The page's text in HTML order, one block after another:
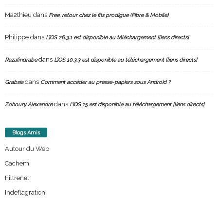
Ma2thieu dans Free, retour chez le fils prodigue (Fibre & Mobile)
Philippe dans L’iOS 26.3.1 est disponible au téléchargement [liens directs]
Razafindrabedans L’iOS 10.3.3 est disponible au téléchargement [liens directs]
Grabsiadans Comment accéder au presse-papiers sous Android ?
Zohoury Alexandredans L’iOS 15 est disponible au téléchargement [liens directs]
Blogs Amis
Autour du Web
Cachem
Filtrenet
Indeflagration